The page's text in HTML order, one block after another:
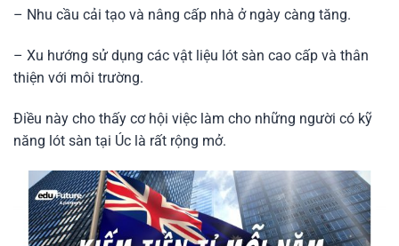
– Nhu cầu cải tạo và nâng cấp nhà ở ngày càng tăng.
– Xu hướng sử dụng các vật liệu lót sàn cao cấp và thân
thiện với môi trường.
Điều này cho thấy cơ hội việc làm cho những người có kỹ
năng lót sàn tại Úc là rất rộng mở.